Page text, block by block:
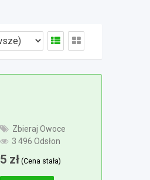
Zbieraj Owoce
3 496 Odsłon
5 zł (Cena stała)